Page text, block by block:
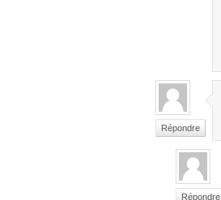
Répondre
Répondre